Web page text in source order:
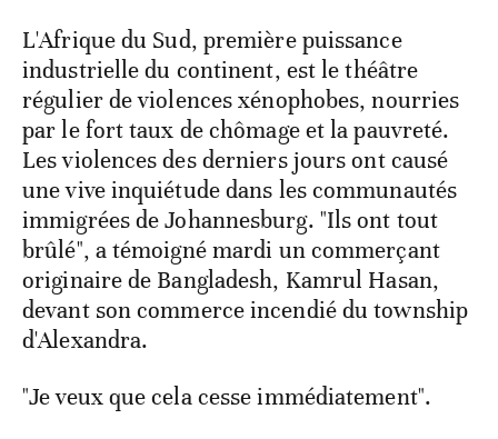
L'Afrique du Sud, première puissance
industrielle du continent, est le théâtre
régulier de violences xénophobes, nourries
par le fort taux de chômage et la pauvreté.
Les violences des derniers jours ont causé
une vive inquiétude dans les communautés
immigrées de Johannesburg. "Ils ont tout
brûlé", a témoigné mardi un commerçant
originaire de Bangladesh, Kamrul Hasan,
devant son commerce incendié du township
d'Alexandra.
"Je veux que cela cesse immédiatement".